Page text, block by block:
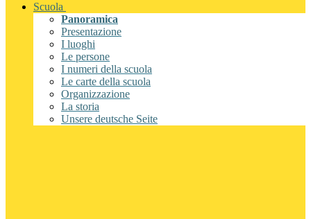
Scuola
Panoramica
Presentazione
I luoghi
Le persone
I numeri della scuola
Le carte della scuola
Organizzazione
La storia
Unsere deutsche Seite